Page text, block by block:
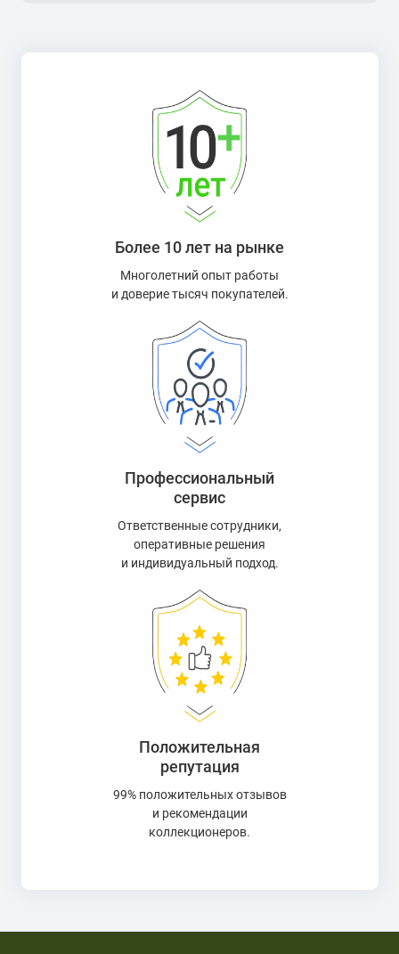
Более 10 лет на рынке
Многолетний опыт работы
и доверие тысяч покупателей.
Профессиональный
сервис
Ответственные сотрудники,
оперативные решения
и индивидуальный подход.
Положительная
репутация
99% положительных отзывов
и рекомендации
коллекционеров.